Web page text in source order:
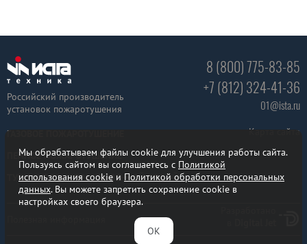
Российский производитель
установок пожаротушения
ГАЗОВОЕ ПОЖАРОТУШЕНИЕ
ПЕННОЕ ПОЖАРОТУШЕНИЕ
ТУШЕНИЕ ТОНКОРАСПЫЛЕННОЙ ВОДОЙ
8 (800) 775-83-85
+7 (812) 324-41-36
01@ista.ru
Карта сайта
Мы обрабатываем файлы cookie для улучшения работы сайта.
Пользуясь сайтом вы соглашаетесь с Политикой
использования cookie и Политикой обработки персональных
данных. Вы можете запретить сохранение cookie в
настройках своего браузера.
ОК